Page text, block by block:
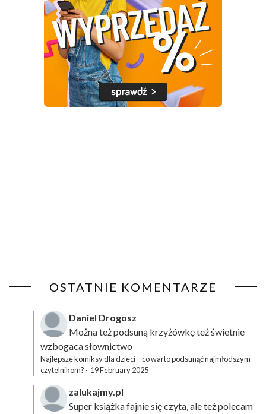
OSTATNIE KOMENTARZE
Daniel Drogosz
Można też podsuną krzyżówkęteż świetnie
wzbogaca słownictwo
Najlepsze komiksy dla dzieci – co warto podsunąć najmłodszym
czytelnikom? · 19 February 2025
zalukajmy.pl
Super książka fajnie się czyta, ale też polecam